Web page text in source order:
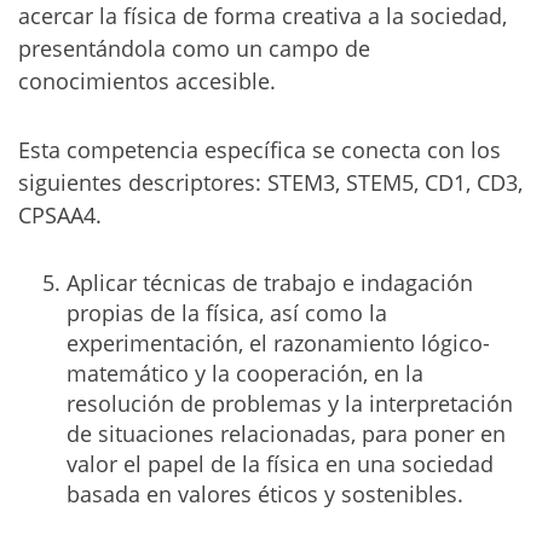
acercar la física de forma creativa a la sociedad,
presentándola como un campo de
conocimientos accesible.
Esta competencia específica se conecta con los
siguientes descriptores: STEM3, STEM5, CD1, CD3,
CPSAA4.
Aplicar técnicas de trabajo e indagación
propias de la física, así como la
experimentación, el razonamiento lógico-
matemático y la cooperación, en la
resolución de problemas y la interpretación
de situaciones relacionadas, para poner en
valor el papel de la física en una sociedad
basada en valores éticos y sostenibles.